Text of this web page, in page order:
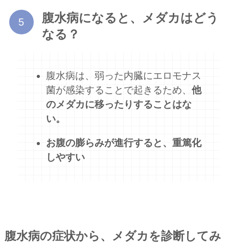
腹水病になると、メダカはどう
なる？
腹水病は、弱った内臓にエロモナス
菌が感染することで起きるため、他
のメダカに移ったりすることはな
い。
お腹の膨らみが進行すると、重篤化
しやすい
腹水病の症状から、メダカを診断してみ